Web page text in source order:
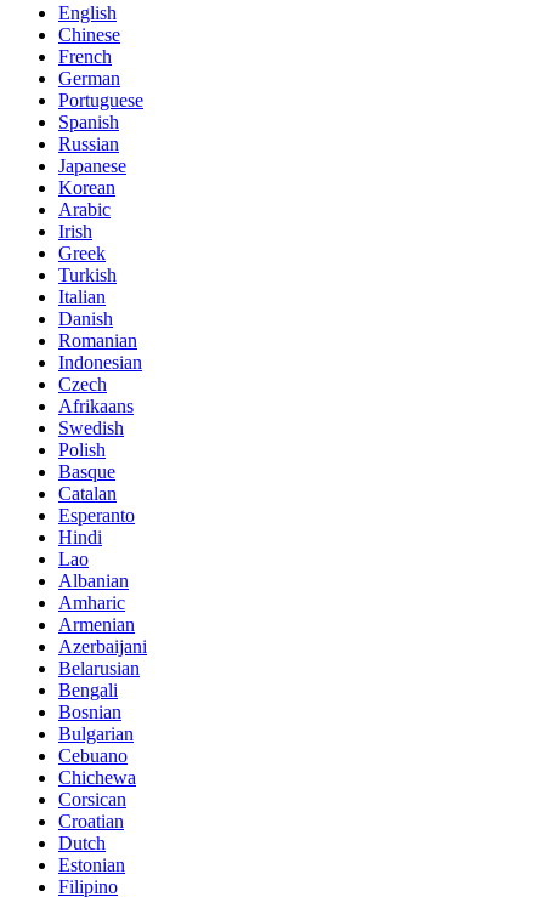
English
Chinese
French
German
Portuguese
Spanish
Russian
Japanese
Korean
Arabic
Irish
Greek
Turkish
Italian
Danish
Romanian
Indonesian
Czech
Afrikaans
Swedish
Polish
Basque
Catalan
Esperanto
Hindi
Lao
Albanian
Amharic
Armenian
Azerbaijani
Belarusian
Bengali
Bosnian
Bulgarian
Cebuano
Chichewa
Corsican
Croatian
Dutch
Estonian
Filipino